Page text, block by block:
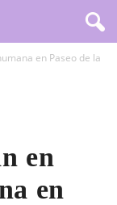
en Paseo de la
en
en